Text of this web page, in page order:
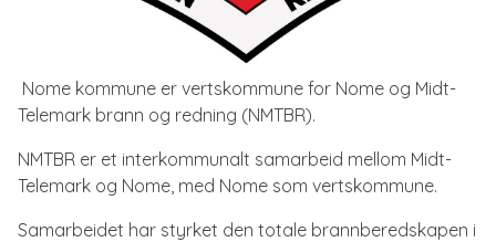
Nome kommune er vertskommune for Nome og Midt-
Telemark brann og redning (NMTBR).
NMTBR er et interkommunalt samarbeid mellom Midt-
Telemark og Nome, med Nome som vertskommune.
Samarbeidet har styrket den totale brannberedskapen i